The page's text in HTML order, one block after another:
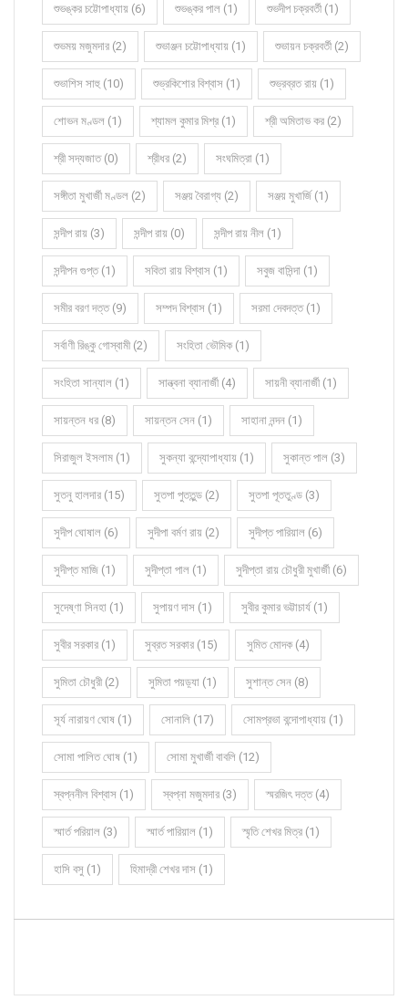
শুভঙ্কর চট্টোপাধ্যায় (6) শুভঙ্কর পাল (1) শুভদীপ চক্রবর্তী (1)
শুভময় মজুমদার (2) শুভাঞ্জন চট্টোপাধ্যায় (1) শুভায়ন চক্রবর্তী (2)
শুভাশিস সাহু (10) শুভ্রকিশোর বিশ্বাস (1) শুভ্রব্রত রায় (1)
শোভন মণ্ডল (1) শ্যামল কুমার মিশ্র (1) শ্রী অমিতাভ কর (2)
শ্রী সদ্যজাত (0) শ্রীধর (2) সংঘমিত্রা (1)
সঙ্গীতা মুখার্জী মণ্ডল (2) সঞ্জয় বৈরাগ্য (2) সঞ্জয় মুখার্জি (1)
সন্দীপ রায় (3) সন্দীপ রায় (0) সন্দীপ রায় নীল (1)
সন্দীপন গুপ্ত (1) সবিতা রায় বিশ্বাস (1) সবুজ বাসিন্দা (1)
সমীর বরণ দত্ত (9) সম্পদ বিশ্বাস (1) সরমা দেবদত্ত (1)
সর্বাণী রিঙ্কু গোস্বামী (2) সংহিতা ভৌমিক (1)
সংহিতা সান্যাল (1) সান্ত্বনা ব্যানার্জী (4) সায়নী ব্যানার্জী (1)
সায়ন্তন ধর (8) সায়ন্তন সেন (1) সাহানা নন্দন (1)
সিরাজুল ইসলাম (1) সুকন্যা বন্দ্যোপাধ্যায় (1) সুকান্ত পাল (3)
সুতনু হালদার (15) সুতপা পুততুন্ড (2) সুতপা পূততুণ্ড (3)
সুদীপ ঘোষাল (6) সুদীপা বর্মণ রায় (2) সুদীপ্ত পারিয়াল (6)
সুদীপ্ত মাজি (1) সুদীপ্তা পাল (1) সুদীপ্তা রায় চৌধুরী মুখার্জী (6)
সুদেষ্ণা সিনহা (1) সুপায়ণ দাস (1) সুবীর কুমার ভট্টাচার্য (1)
সুবীর সরকার (1) সুব্রত সরকার (15) সুমিত মোদক (4)
সুমিতা চৌধুরী (2) সুমিতা পয়ড়্যা (1) সুশান্ত সেন (8)
সূর্য নারায়ণ ঘোষ (1) সোনালি (17) সোমপ্রভা বন্দোপাধ্যায় (1)
সোমা পালিত ঘোষ (1) সোমা মুখার্জী বাবলি (12)
স্বপ্ননীল বিশ্বাস (1) স্বপ্না মজুমদার (3) স্মরজিৎ দত্ত (4)
স্মার্ত পরিয়াল (3) স্মার্ত পারিয়াল (1) স্মৃতি শেখর মিত্র (1)
হাসি বসু (1) হিমাদ্রী শেখর দাস (1)